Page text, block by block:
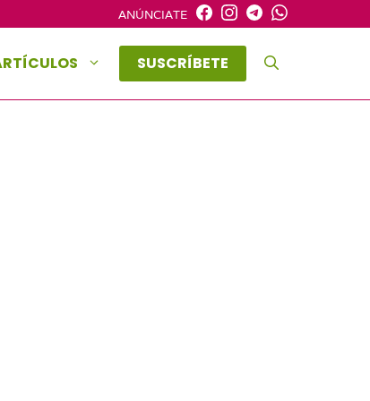
ANÚNCIATE
SUSCRÍBETE